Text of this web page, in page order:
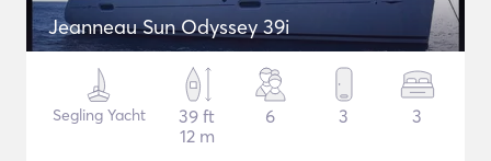
Jeanneau Sun Odyssey 39i
Segling Yacht
39 ft
12 m
6 3 3